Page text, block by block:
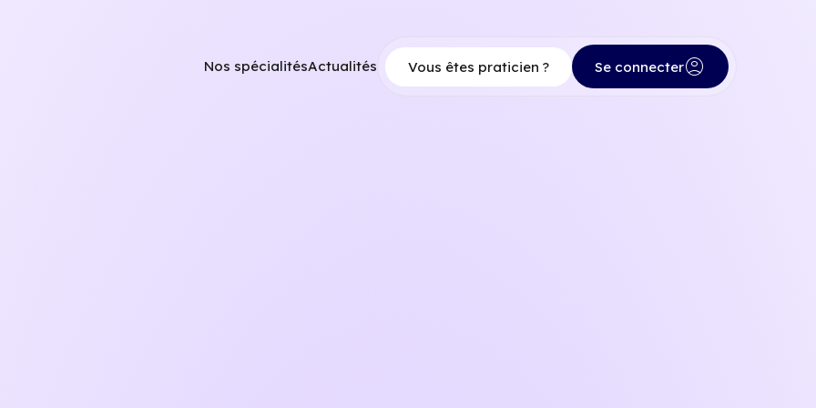
Nos spécialitésActualités Vous êtes praticien ? Se connecteraccount_circle